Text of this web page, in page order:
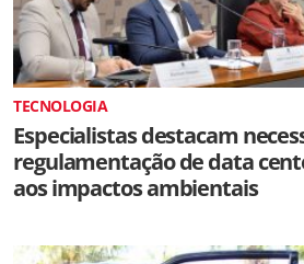
TECNOLOGIA
Especialistas destacam
regulamentação de data
aos impactos ambientais